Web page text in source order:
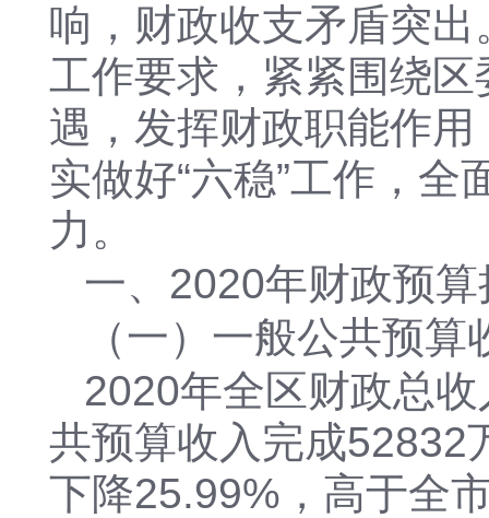
响，财政收支矛盾突
工作要求，紧紧围绕
遇，发挥财政职能作用
实做好“六稳”工作，全
力。
一、 2020年财政预
（一）一般公共预算
2020年全区财政总
共预算收入完成52832
下降25.99%，高于全